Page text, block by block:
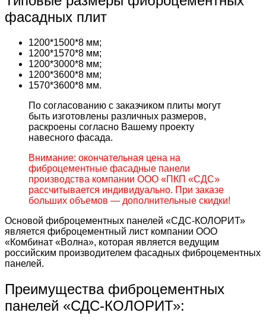
фасадных плит
1200*1500*8 мм;
1200*1570*8 мм;
1200*3000*8 мм;
1200*3600*8 мм;
1570*3600*8 мм.
По согласованию с заказчиком плиты могут
быть изготовлены различных размеров,
раскроены согласно Вашему проекту
навесного фасада.
Внимание: окончательная цена на
фиброцементные фасадные панели
производства компании ООО «ПКП «СДС»
рассчитывается индивидуально. При заказе
больших объемов — дополнительные скидки!
Основой фиброцементных панелей «СДС-КОЛОРИТ»
является фиброцементный лист компании ООО
«Комбинат «Волна», которая является ведущим
российским производителем фасадных фиброцементных
панелей.
Преимущества фиброцементных
панелей «СДС-КОЛОРИТ»: